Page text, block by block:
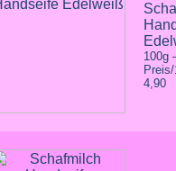
100g
4,90